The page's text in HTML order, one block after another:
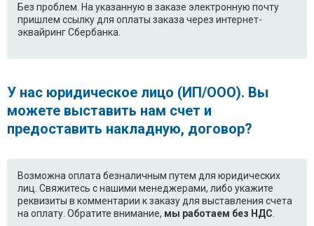
Без проблем. На указанную в заказе электронную почту
пришлем ссылку для оплаты заказа через интернет-
эквайринг Сбербанка.
У нас юридическое лицо (ИП/ООО). Вы
можете выставить нам счет и
предоставить накладную, договор?
Возможна оплата безналичным путем для юридических
лиц. Свяжитесь с нашими менеджерами, либо укажите
реквизиты в комментарии к заказу для выставления счета
на оплату. Обратите внимание, мы работаем без НДС